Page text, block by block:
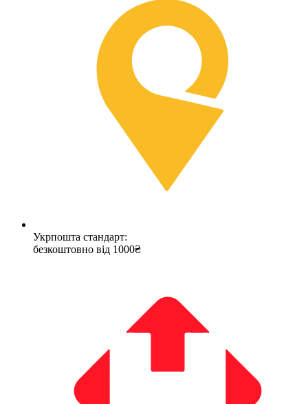
Укрпошта стандарт:
безкоштовно від 1000₴